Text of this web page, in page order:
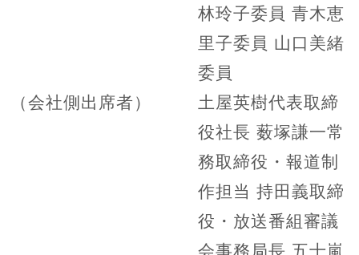
林玲子委員 青木恵
里子委員 山口美緒
委員
（会社側出席者）
土屋英樹代表取締
役社長 薮塚謙一常
務取締役・報道制
作担当 持田義取締
役・放送番組審議
会事務局長 五十嵐